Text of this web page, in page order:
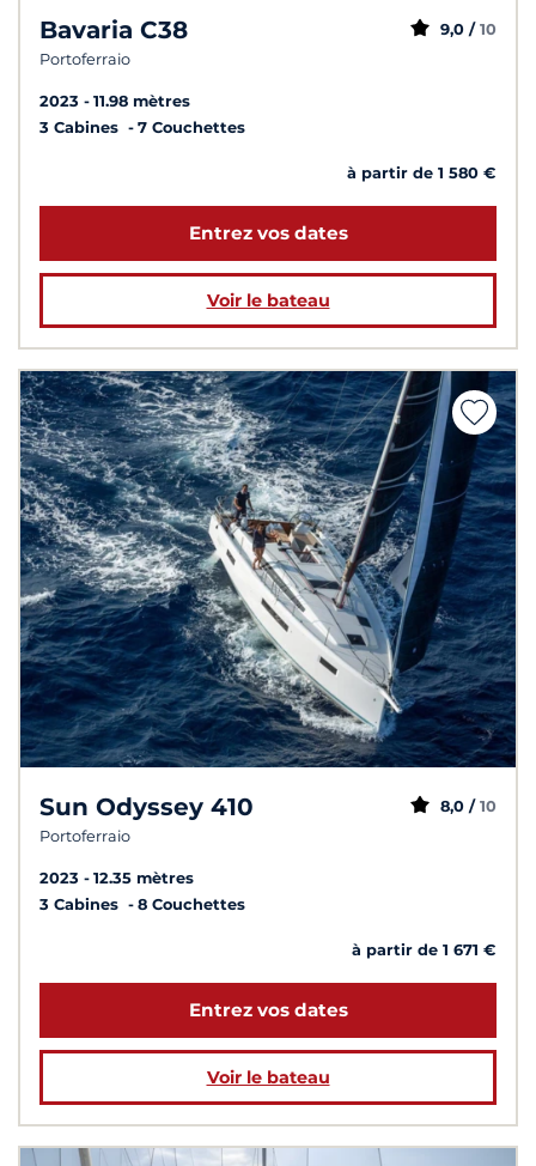
Bavaria C38
Portoferraio
9,0 / 10
2023
11.98 mètres
3 Cabines
7 Couchettes
à partir de 1 580 €
Entrez vos dates
Voir le bateau
Sun Odyssey 410
Portoferraio
8,0 / 10
2023
12.35 mètres
3 Cabines
8 Couchettes
à partir de 1 671 €
Entrez vos dates
Voir le bateau